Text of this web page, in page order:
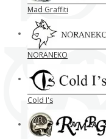
Mad Graffiti
NORANEKO
Cold I's